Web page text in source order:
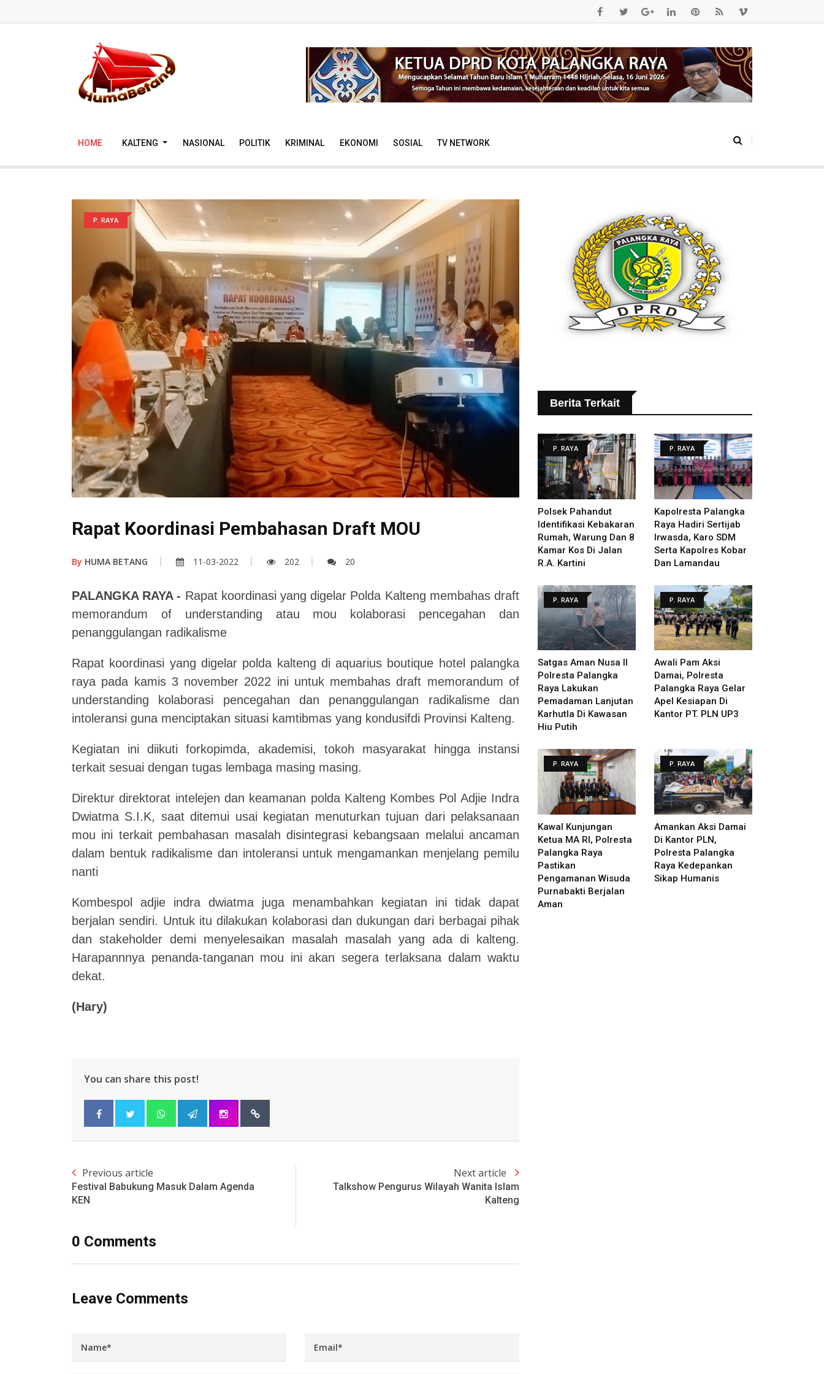
HOME KALTENG NASIONAL POLITIK KRIMINAL EKONOMI SOSIAL TV NETWORK
P. RAYA
Rapat Koordinasi Pembahasan Draft MOU
By HUMA BETANG 11-03-2022 202 20
PALANGKA RAYA - Rapat koordinasi yang digelar Polda Kalteng membahas draft
memorandum of understanding atau mou kolaborasi pencegahan dan
penanggulangan radikalisme
Rapat koordinasi yang digelar polda kalteng di aquarius boutique hotel palangka
raya pada kamis 3 november 2022 ini untuk membahas draft memorandum of
understanding kolaborasi pencegahan dan penanggulangan radikalisme dan
intoleransi guna menciptakan situasi kamtibmas yang kondusifdi Provinsi Kalteng.
Kegiatan ini diikuti forkopimda, akademisi, tokoh masyarakat hingga instansi
terkait sesuai dengan tugas lembaga masing masing.
Direktur direktorat intelejen dan keamanan polda Kalteng Kombes Pol Adjie Indra
Dwiatma S.I.K, saat ditemui usai kegiatan menuturkan tujuan dari pelaksanaan
mou ini terkait pembahasan masalah disintegrasi kebangsaan melalui ancaman
dalam bentuk radikalisme dan intoleransi untuk mengamankan menjelang pemilu
nanti
Kombespol adjie indra dwiatma juga menambahkan kegiatan ini tidak dapat
berjalan sendiri. Untuk itu dilakukan kolaborasi dan dukungan dari berbagai pihak
dan stakeholder demi menyelesaikan masalah masalah yang ada di kalteng.
Harapannnya penanda-tanganan mou ini akan segera terlaksana dalam waktu
dekat.
(Hary)
You can share this post!
Previous article
Festival Babukung Masuk Dalam Agenda
KEN
Next article
Talkshow Pengurus Wilayah Wanita Islam
Kalteng
0 Comments
Leave Comments
Berita Terkait
P. RAYA
Polsek Pahandut
Identifikasi Kebakaran
Rumah, Warung Dan 8
Kamar Kos Di Jalan
R.A. Kartini
P. RAYA
Kapolresta Palangka
Raya Hadiri Sertijab
Irwasda, Karo SDM
Serta Kapolres Kobar
Dan Lamandau
P. RAYA
Satgas Aman Nusa II
Polresta Palangka
Raya Lakukan
Pemadaman Lanjutan
Karhutla Di Kawasan
Hiu Putih
P. RAYA
Awali Pam Aksi
Damai, Polresta
Palangka Raya Gelar
Apel Kesiapan Di
Kantor PT. PLN UP3
P. RAYA
Kawal Kunjungan
Ketua MA RI, Polresta
Palangka Raya
Pastikan
Pengamanan Wisuda
Purnabakti Berjalan
Aman
P. RAYA
Amankan Aksi Damai
Di Kantor PLN,
Polresta Palangka
Raya Kedepankan
Sikap Humanis